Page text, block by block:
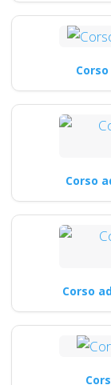
Corso
Corso